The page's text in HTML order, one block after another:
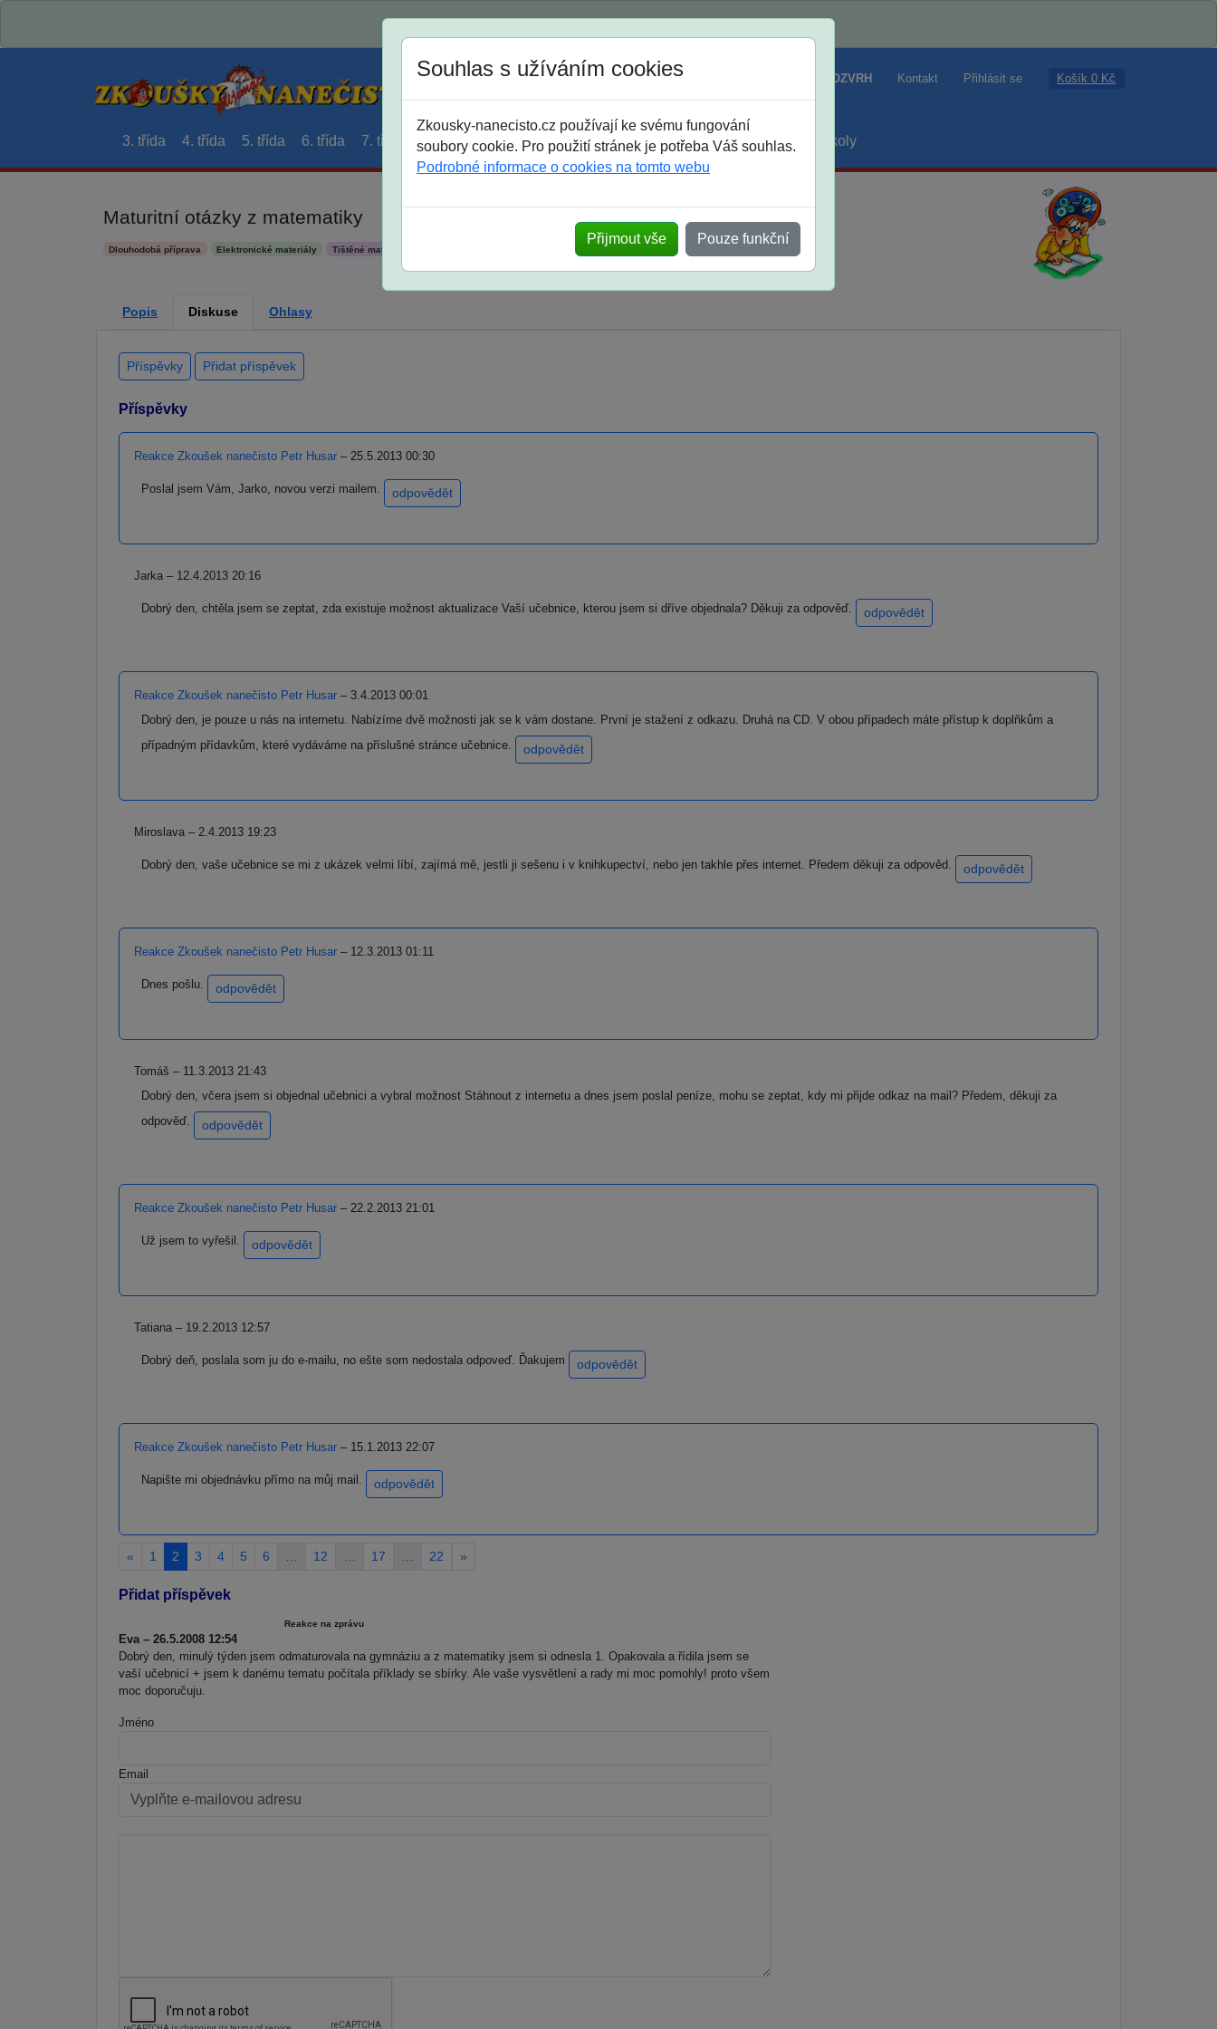
Jak si vybrat ROZVRH Kontakt Přihlásit se Košík 0 Kč
3. třída 4. třída 5. třída 6. třída 7. třída 8. třída 9. třída střední maturanti soutěže prázdniny školy
Maturitní otázky z matematiky
Dlouhodobá příprava Elektronické materiály Tištěné materiály
Popis Diskuse Ohlasy
Souhlas s užíváním cookies
Zkousky-nanecisto.cz používají ke svému fungování
soubory cookie. Pro použití stránek je potřeba Váš souhlas.
Podrobné informace o cookies na tomto webu
Přijmout vše Pouze funkční
Příspěvky Přidat příspěvek
Příspěvky
Reakce Zkoušek nanečisto Petr Husar – 25.5.2013 00:30
Poslal jsem Vám, Jarko, novou verzi mailem. odpovědět
Jarka – 12.4.2013 20:16
Dobrý den, chtěla jsem se zeptat, zda existuje možnost aktualizace Vaší učebnice, kterou jsem si dříve objednala? Děkuji za odpověď. odpovědět
Reakce Zkoušek nanečisto Petr Husar – 3.4.2013 00:01
Dobrý den, je pouze u nás na internetu. Nabízíme dvě možnosti jak se k vám dostane. První je stažení z odkazu. Druhá na CD. V obou případech máte přístup k doplňkům a
případným přídavkům, které vydáváme na příslušné stránce učebnice.
odpovědět
Miroslava – 2.4.2013 19:23
Dobrý den, vaše učebnice se mi z ukázek velmi líbí, zajímá mě, jestli ji sešenu i v knihkupectví, nebo jen takhle přes internet. Předem děkuji za odpověd. odpovědět
Reakce Zkoušek nanečisto Petr Husar – 12.3.2013 01:11
Dnes pošlu. odpovědět
Tomáš – 11.3.2013 21:43
Dobrý den, včera jsem si objednal učebnici a vybral možnost Stáhnout z internetu a dnes jsem poslal peníze, mohu se zeptat, kdy mi přijde odkaz na mail? Předem, děkuji za
odpověď.
odpovědět
Reakce Zkoušek nanečisto Petr Husar – 22.2.2013 21:01
Už jsem to vyřešil. odpovědět
Tatiana – 19.2.2013 12:57
Dobrý deň, poslala som ju do e-mailu, no ešte som nedostala odpoveď. Ďakujem odpovědět
Reakce Zkoušek nanečisto Petr Husar – 15.1.2013 22:07
Napište mi objednávku přímo na můj mail. odpovědět
« 1 2 3 4 5 6 12 17 22 »
Přidat příspěvek
Reakce na zprávu
Eva – 26.5.2008 12:54
Dobrý den, minulý týden jsem odmaturovala na gymnáziu a z matematiky jsem si odnesla 1. Opakovala a řídila jsem se
vaší učebnicí + jsem k danému tematu počítala příklady se sbírky. Ale vaše vysvětlení a rady mi moc pomohly! proto všem
moc doporučuju.
Jméno
Email